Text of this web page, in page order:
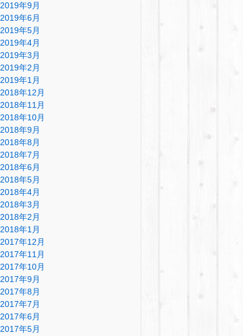
2019年9月
2019年6月
2019年5月
2019年4月
2019年3月
2019年2月
2019年1月
2018年12月
2018年11月
2018年10月
2018年9月
2018年8月
2018年7月
2018年6月
2018年5月
2018年4月
2018年3月
2018年2月
2018年1月
2017年12月
2017年11月
2017年10月
2017年9月
2017年8月
2017年7月
2017年6月
2017年5月